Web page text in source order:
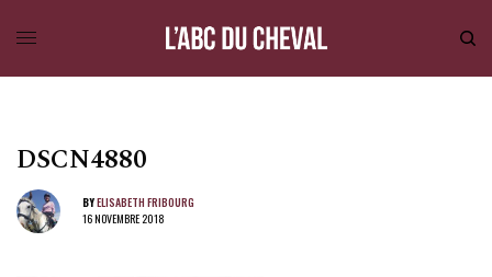
DSCN4880
BYELISABETH FRIBOURG
16 NOVEMBRE 2018